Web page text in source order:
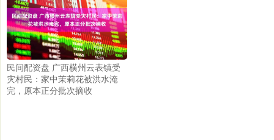
民间配资盘 广西横州云表镇受
灾村民：家中茉莉花被洪水淹
完，原本正分批次摘收